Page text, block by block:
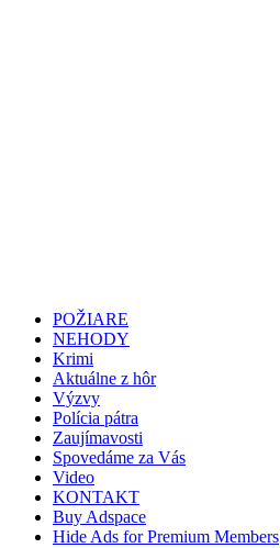
POŽIARE
NEHODY
Krimi
Aktuálne z hôr
Výzvy
Polícia pátra
Zaujímavosti
Spovedáme za Vás
Video
KONTAKT
Buy Adspace
Hide Ads for Premium Members